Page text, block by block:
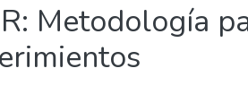
Metodología